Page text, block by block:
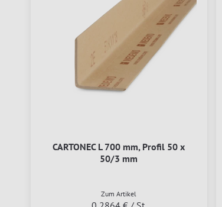
CARTONEC L 700 mm, Profil 50 x
50/3 mm
Zum Artikel